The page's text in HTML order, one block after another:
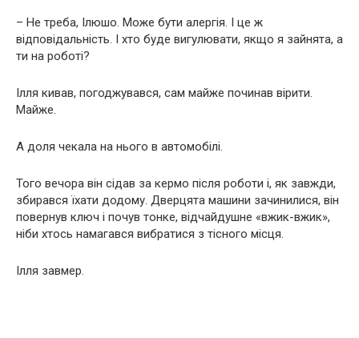
– Не треба, Ілюшо. Може бути алергія. І це ж
відповідальність. І хто буде вигулювати, якщо я зайнята, а
ти на роботі?
Ілля кивав, погоджувався, сам майже починав вірити.
Майже.
А доля чекала на нього в автомобілі.
Того вечора він сідав за кермо після роботи і, як завжди,
збирався їхати додому. Дверцята машини зачинилися, він
повернув ключ і почув тонке, відчайдушне «вжик-вжик»,
ніби хтось намагався вибратися з тісного місця.
Ілля завмер.